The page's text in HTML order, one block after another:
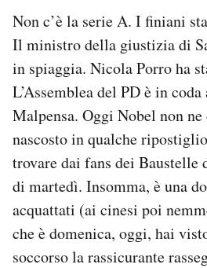
I MIEI PREFERITI
SHOP
CALENDARIO
AREA PERSONALE
Area Personale
Non c’è la serie A. I finiani
Il ministro della giustizia di
in spiaggia. Nicola Porro ha
L’Assemblea del PD è in
Malpensa. Oggi Nobel non
nascosto in qualche
trovare dai fans dei Baustelle
di martedì. Insomma, è una
acquattati (ai cinesi poi
che è domenica, oggi, hai
soccorso la rassicurante